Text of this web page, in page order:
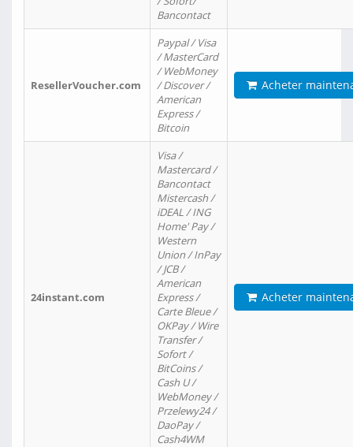
Bancontact
ResellerVoucher.com
Paypal / Visa
/ MasterCard
/ WebMoney
/ Discover /
American
Express /
Bitcoin
Acheter
24instant.com
Visa /
Mastercard /
Bancontact
Mistercash /
iDEAL / ING
Home' Pay /
Western
Union / InPay
/ JCB /
American
Express /
Carte Bleue /
OKPay / Wire
Transfer /
Sofort /
BitCoins /
Cash U /
WebMoney /
Przelewy24 /
DaoPay /
Cash4WM
Acheter